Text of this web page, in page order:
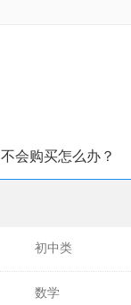
不会购买怎么办？
初中类
数学